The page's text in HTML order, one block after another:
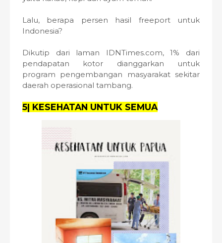
Lalu, berapa persen hasil freeport untuk
Indonesia?
Dikutip dari laman IDNTimes.com, 1% dari
pendapatan kotor dianggarkan untuk
program pengembangan masyarakat sekitar
daerah operasional tambang.
5| KESEHATAN UNTUK SEMUA